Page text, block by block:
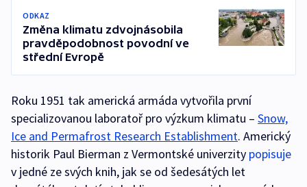
ODKAZ
Změna klimatu zdvojnásobila
pravděpodobnost povodní ve
střední Evropě
Roku 1951 tak americká armáda vytvořila první
specializovanou laboratoř pro výzkum klimatu – Snow,
Ice and Permafrost Research Establishment. Americký
historik Paul Bierman z Vermontské univerzity popisuje
v jedné ze svých knih, jak se od šedesátých let